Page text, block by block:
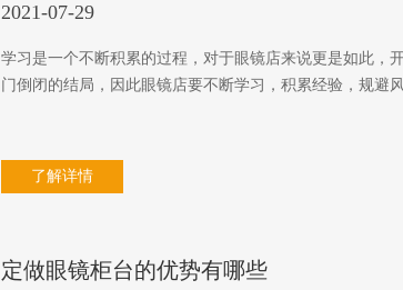
2021-07-29
学习是一个不断积累的过程，对于眼镜店来说更是如此，
门倒闭的结局，因此眼镜店要不断学习，积累经验，规
了解详情
定做眼镜柜台的优势有哪些